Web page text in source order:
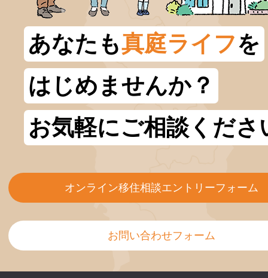
あなたも真庭ライフを
はじめませんか？
お気軽にご相談くださ
オンライン移住相談エントリーフォーム
お問い合わせフォーム